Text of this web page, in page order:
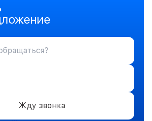
Жду звонка